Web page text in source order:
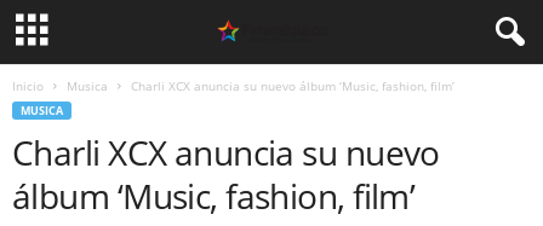
Inicio Musica Charli XCX anuncia su nuevo álbum ‘Music, fashion, film’
MUSICA
Charli XCX anuncia su nuevo
álbum ‘Music, fashion, film’